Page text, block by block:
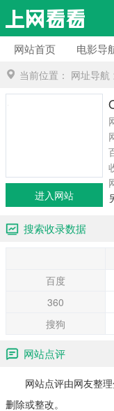
网站首页 电影导
当前位置： 网址导航
进入网站
搜索收录数据
百度
360
搜狗
网站点评
网站点评由网友整理
删除或整改。